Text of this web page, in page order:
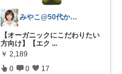
みやこ@50代からの肌悩み解決
【オーガニックにこだわりたい
方向け】【エク ...
￥ 2,189
0 0 17